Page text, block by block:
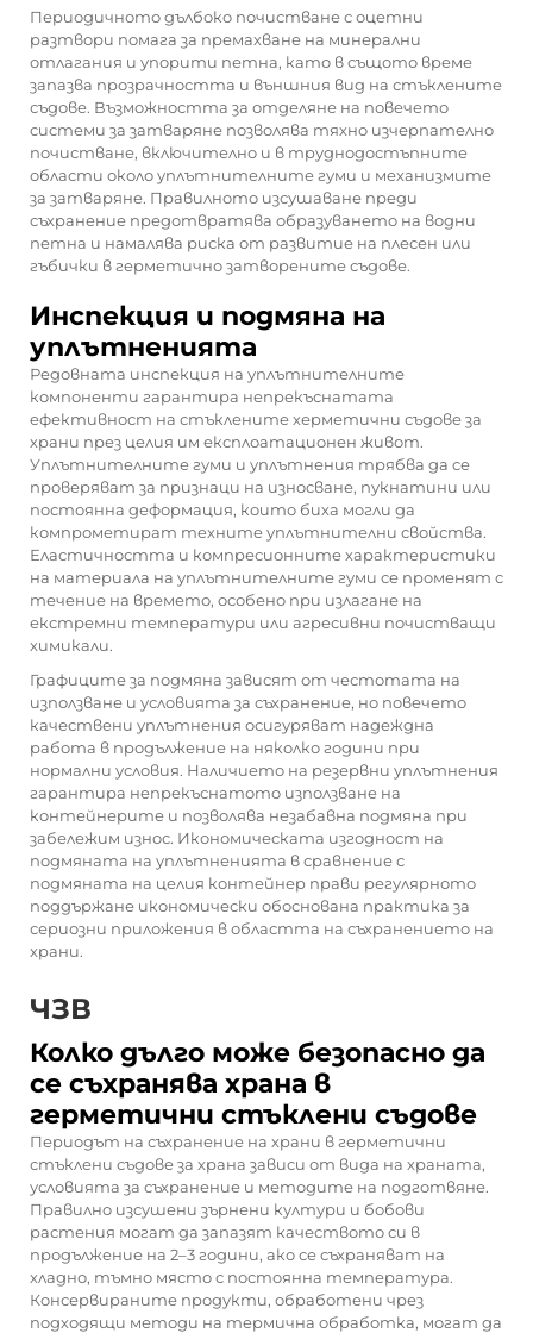
Периодичното дълбоко почистване с оцетни
разтвори помага за премахване на минерални
отлагания и упорити петна, като в същото време
запазва прозрачността и външния вид на стъклените
съдове. Възможността за отделяне на повечето
системи за затваряне позволява тяхно изчерпателно
почистване, включително и в труднодостъпните
области около уплътнителните гуми и механизмите
за затваряне. Правилното изсушаване преди
съхранение предотвратява образуването на водни
петна и намалява риска от развитие на плесен или
гъбички в герметично затворените съдове.
Инспекция и подмяна на
уплътненията
Редовната инспекция на уплътнителните
компоненти гарантира непрекъснатата
ефективност на стъклените херметични съдове за
храни през целия им експлоатационен живот.
Уплътнителните гуми и уплътнения трябва да се
проверяват за признаци на износване, пукнатини или
постоянна деформация, които биха могли да
компрометират техните уплътнителни свойства.
Еластичността и компресионните характеристики
на материала на уплътнителните гуми се променят с
течение на времето, особено при излагане на
екстремни температури или агресивни почистващи
химикали.
Графиците за подмяна зависят от честотата на
използване и условията за съхранение, но повечето
качествени уплътнения осигуряват надеждна
работа в продължение на няколко години при
нормални условия. Наличието на резервни уплътнения
гарантира непрекъснатото използване на
контейнерите и позволява незабавна подмяна при
забележим износ. Икономическата изгодност на
подмяната на уплътненията в сравнение с
подмяната на целия контейнер прави регулярното
поддържане икономически обоснована практика за
сериозни приложения в областта на съхранението на
храни.
ЧЗВ
Колко дълго може безопасно да
се съхранява храна в
герметични стъклени съдове
Периодът на съхранение на храни в герметични
стъклени съдове за храна зависи от вида на храната,
условията за съхранение и методите на подготвяне.
Правилно изсушени зърнени култури и бобови
растения могат да запазят качеството си в
продължение на 2–3 години, ако се съхраняват на
хладно, тъмно място с постоянна температура.
Консервираните продукти, обработени чрез
подходящи методи на термична обработка, могат да